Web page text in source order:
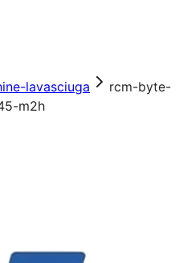
lavasciuga
rcm-byte-
m2h